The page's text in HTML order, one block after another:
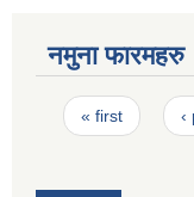
नमुना फारमहरु
Pages
« first ‹